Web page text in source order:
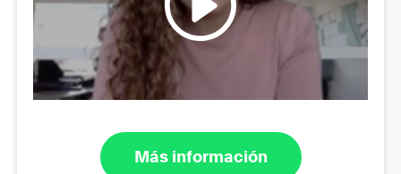
Más información